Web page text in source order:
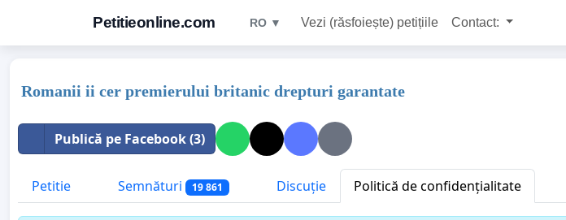
Petitieonline.com RO ▼ Vezi (răsfoiește) petițiile Contact:
Romanii ii cer premierului britanic drepturi garantate
Publică pe Facebook (3)
Petitie Semnături 19 861 Discuție Politică de confidențialitate